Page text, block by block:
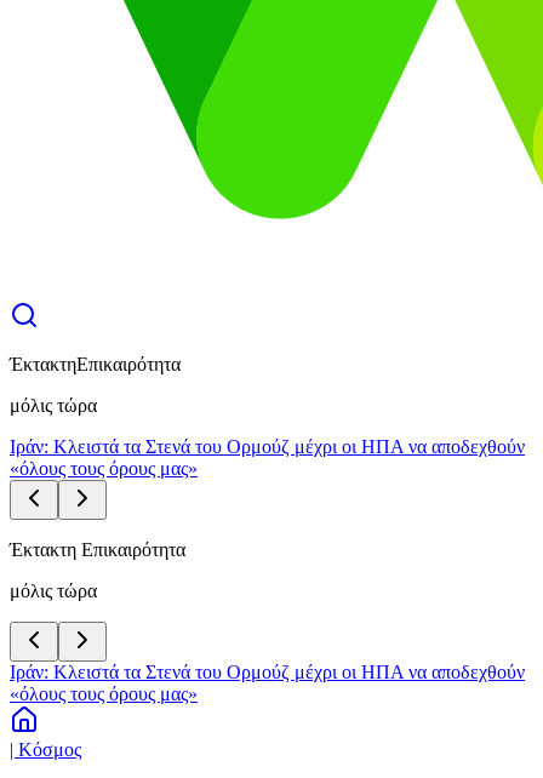
ΈκτακτηΕπικαιρότητα
μόλις τώρα
Ιράν: Κλειστά τα Στενά του Ορμούζ μέχρι οι ΗΠΑ να αποδεχθούν
«όλους τους όρους μας»
Έκτακτη Επικαιρότητα
μόλις τώρα
Ιράν: Κλειστά τα Στενά του Ορμούζ μέχρι οι ΗΠΑ να αποδεχθούν
«όλους τους όρους μας»
| Κόσμος